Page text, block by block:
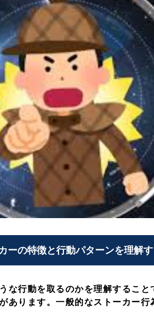
ーの特徴と行動パターンを理解
な行動を取るのかを理解するこ
あります。一般的なストーカー